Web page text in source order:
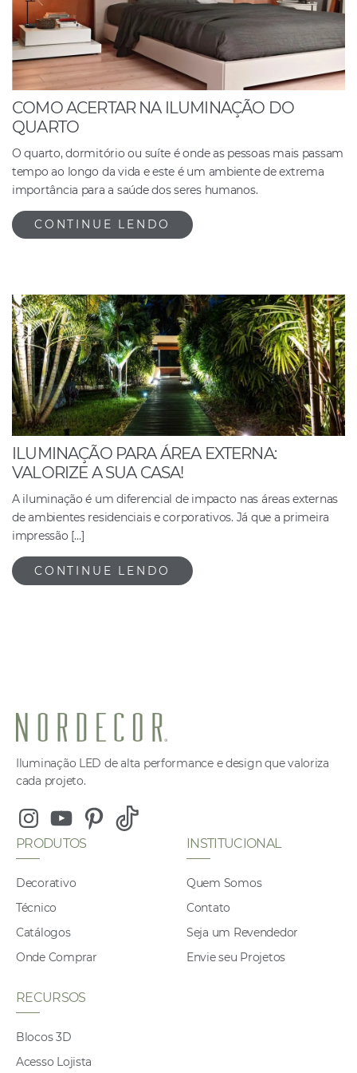
COMO ACERTAR NA ILUMINAÇÃO DO
QUARTO
O quarto, dormitório ou suíte é onde as pessoas mais passam
tempo ao longo da vida e este é um ambiente de extrema
importância para a saúde dos seres humanos.
CONTINUE LENDO
ILUMINAÇÃO PARA ÁREA EXTERNA:
VALORIZE A SUA CASA!
A iluminação é um diferencial de impacto nas áreas externas
de ambientes residenciais e corporativos. Já que a primeira
impressão […]
CONTINUE LENDO
Iluminação LED de alta performance e design que valoriza
cada projeto.
InstagramYoutubePinterest
Tiktok
PRODUTOS
Decorativo
Técnico
Catálogos
Onde Comprar
INSTITUCIONAL
Quem Somos
Contato
Seja um Revendedor
Envie seu Projetos
RECURSOS
Blocos 3D
Acesso Lojista